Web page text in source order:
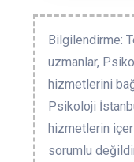
Bilgilendirme:
uzmanlar,
hizmetlerini
Psikoloji
hizmetlerin
sorumlu